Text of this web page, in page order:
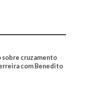
sobre cruzamento
com Benedito